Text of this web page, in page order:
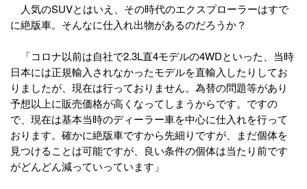
人気のSUVとはいえ、その時代のエクスプローラーはすで
に絶版車。そんなに仕入れ出物があるのだろうか？
「コロナ以前は自社で2.3L直4モデルの4WDといった、当時
日本には正規輸入されなかったモデルを直輸入したりしてお
りましたが、現在は行っておりません。為替の問題等があり
予想以上に販売価格が高くなってしまうからです。ですの
で、現在は基本当時のディーラー車を中心に仕入れを行って
おります。確かに絶版車ですから先細りですが、まだ個体を
見つけることは可能ですが、良い条件の個体は当たり前です
がどんどん減っていっています」